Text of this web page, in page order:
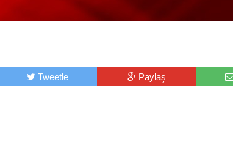
Tweetle Paylaş